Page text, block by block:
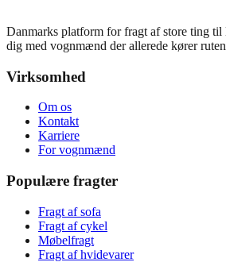
Danmarks platform for fragt af store ting til
dig med vognmænd der allerede kører
Virksomhed
Om os
Kontakt
Karriere
For vognmænd
Populære fragter
Fragt af sofa
Fragt af cykel
Møbelfragt
Fragt af hvidevarer